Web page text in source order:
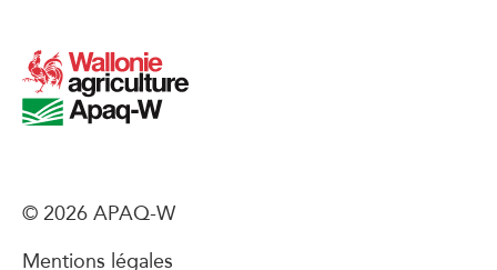
© 2026 APAQ-W
Mentions légales